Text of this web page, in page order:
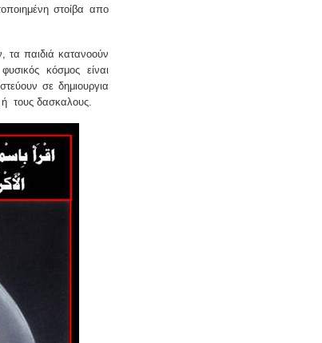
στοίβα απο
τα παιδιά κατανοούν
κόσμος είναι
σε δημιουργια
ή τους δασκαλους.